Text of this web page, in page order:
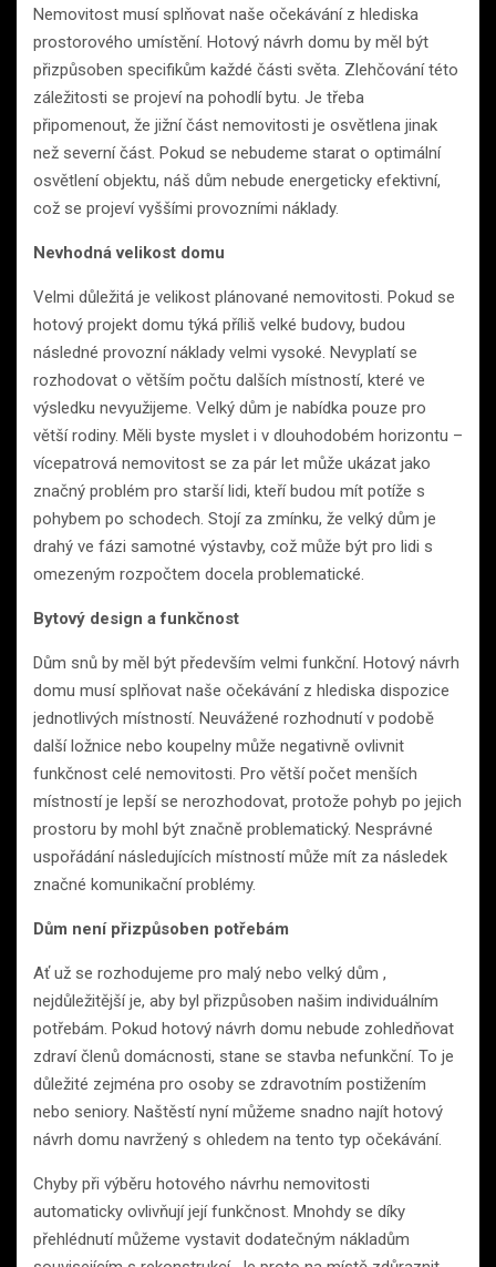
Nemovitost musí splňovat naše očekávání z hlediska
prostorového umístění. Hotový návrh domu by měl být
přizpůsoben specifikům každé části světa. Zlehčování této
záležitosti se projeví na pohodlí bytu. Je třeba
připomenout, že jižní část nemovitosti je osvětlena jinak
než severní část. Pokud se nebudeme starat o optimální
osvětlení objektu, náš dům nebude energeticky efektivní,
což se projeví vyššími provozními náklady.
Nevhodná velikost domu
Velmi důležitá je velikost plánované nemovitosti. Pokud se
hotový projekt domu týká příliš velké budovy, budou
následné provozní náklady velmi vysoké. Nevyplatí se
rozhodovat o větším počtu dalších místností, které ve
výsledku nevyužijeme. Velký dům je nabídka pouze pro
větší rodiny. Měli byste myslet i v dlouhodobém horizontu –
vícepatrová nemovitost se za pár let může ukázat jako
značný problém pro starší lidi, kteří budou mít potíže s
pohybem po schodech. Stojí za zmínku, že velký dům je
drahý ve fázi samotné výstavby, což může být pro lidi s
omezeným rozpočtem docela problematické.
Bytový design a funkčnost
Dům snů by měl být především velmi funkční. Hotový návrh
domu musí splňovat naše očekávání z hlediska dispozice
jednotlivých místností. Neuvážené rozhodnutí v podobě
další ložnice nebo koupelny může negativně ovlivnit
funkčnost celé nemovitosti. Pro větší počet menších
místností je lepší se nerozhodovat, protože pohyb po jejich
prostoru by mohl být značně problematický. Nesprávné
uspořádání následujících místností může mít za následek
značné komunikační problémy.
Dům není přizpůsoben potřebám
Ať už se rozhodujeme pro malý nebo velký dům ,
nejdůležitější je, aby byl přizpůsoben našim individuálním
potřebám. Pokud hotový návrh domu nebude zohledňovat
zdraví členů domácnosti, stane se stavba nefunkční. To je
důležité zejména pro osoby se zdravotním postižením
nebo seniory. Naštěstí nyní můžeme snadno najít hotový
návrh domu navržený s ohledem na tento typ očekávání.
Chyby při výběru hotového návrhu nemovitosti
automaticky ovlivňují její funkčnost. Mnohdy se díky
přehlédnutí můžeme vystavit dodatečným nákladům